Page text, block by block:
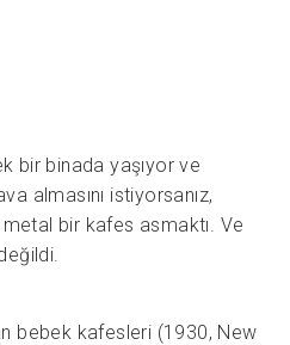
bir binada yaşıyor ve
almasını istiyorsanız,
bir kafes asmaktı. Ve
bebek kafesleri (1930, New